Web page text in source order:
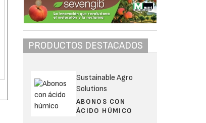
PRODUCTOS DESTACADOS
Sustainable Agro
Solutions
ABONOS CON
ÁCIDO HÚMICO